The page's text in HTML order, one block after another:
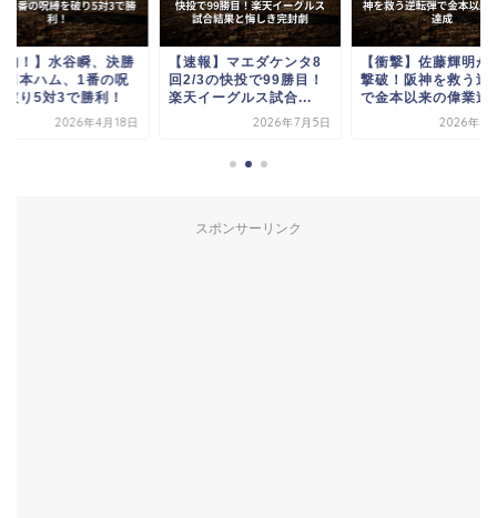
的！】水谷瞬、決勝
日本ハム、1番の呪
破り5対3で勝利！
2026年4月18日
【速報】マエダケンタ8
回2/3の快投で99勝目！
楽天イーグルス試合...
2026年7月5日
【衝撃】佐藤輝明が
撃破！阪神を救う逆
で金本以来の偉業達
2026年7
スポンサーリンク